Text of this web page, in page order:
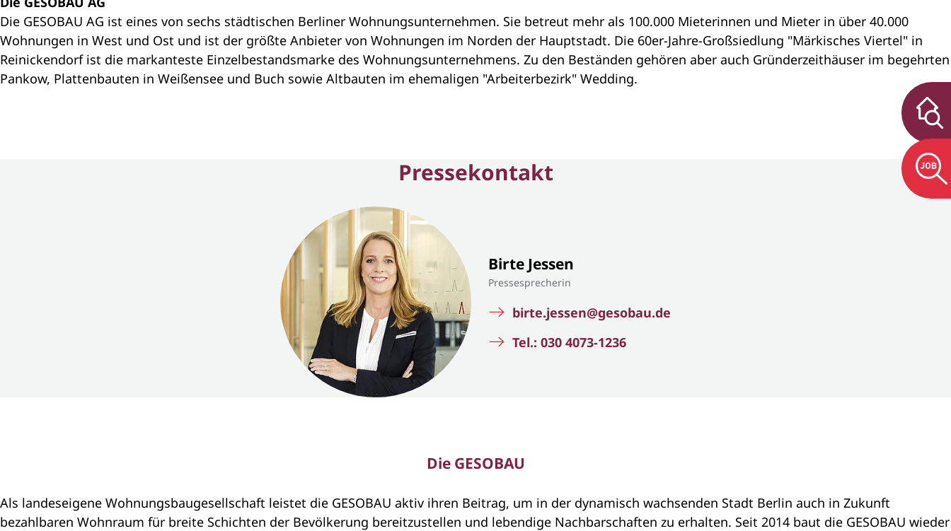
Die GESOBAU AG ist eines von sechs städtischen Berliner Wohnungsunternehmen. Sie betreut mehr als 100.000 Mieterinnen und Mieter in über 40.000
Wohnungen in West und Ost und ist der größte Anbieter von Wohnungen im Norden der Hauptstadt. Die 60er-Jahre-Großsiedlung "Märkisches Viertel" in
Reinickendorf ist die markanteste Einzelbestandsmarke des Wohnungsunternehmens. Zu den Beständen gehören aber auch Gründerzeithäuser im begehrten
Pankow, Plattenbauten in Weißensee und Buch sowie Altbauten im ehemaligen "Arbeiterbezirk" Wedding.
Pressekontakt
Birte Jessen
Pressesprecherin
birte.jessen@gesobau.de
Tel.: 030 4073-1236
Die GESOBAU
Als landeseigene Wohnungsbaugesellschaft leistet die GESOBAU aktiv ihren Beitrag, um in der dynamisch wachsenden Stadt Berlin auch in Zukunft
bezahlbaren Wohnraum für breite Schichten der Bevölkerung bereitzustellen und lebendige Nachbarschaften zu erhalten. Seit 2014 baut die GESOBAU wieder